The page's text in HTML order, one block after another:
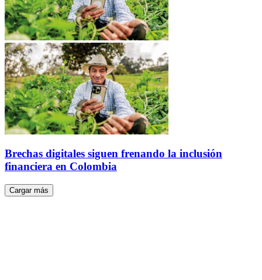
Brechas digitales siguen frenando la inclusión
financiera en Colombia
Cargar más